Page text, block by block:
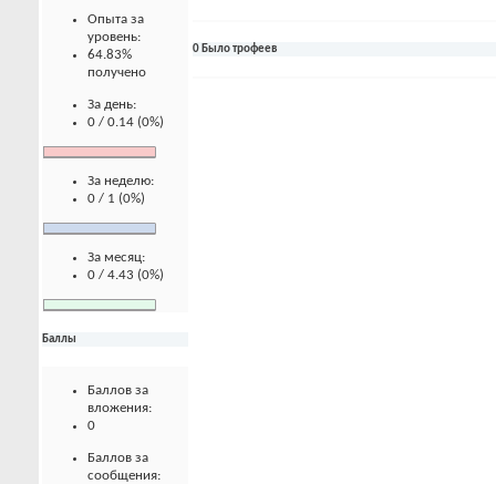
Опыта за
уровень:
64.83%
получено
За день:
0 / 0.14 (0%)
За неделю:
0 / 1 (0%)
За месяц:
0 / 4.43 (0%)
Баллы
Баллов за
вложения:
0
Баллов за
сообщения:
0 Было трофеев